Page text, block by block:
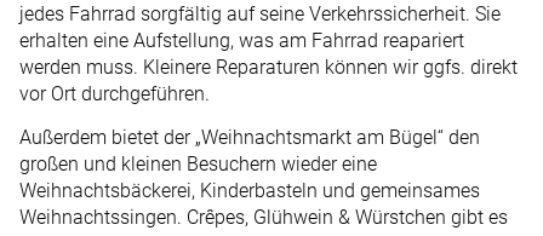
jedes Fahrrad sorgfältig auf seine Verkehrssicherheit. Sie
erhalten eine Aufstellung, was am Fahrrad reapariert
werden muss. Kleinere Reparaturen können wir ggfs. direkt
vor Ort durchgeführen.
Außerdem bietet der „Weihnachtsmarkt am Bügel“ den
großen und kleinen Besuchern wieder eine
Weihnachtsbäckerei, Kinderbasteln und gemeinsames
Weihnachtssingen. Crêpes, Glühwein & Würstchen gibt es